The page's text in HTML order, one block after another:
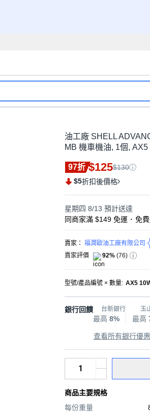
油工廠 SHELL
MB 機車機油, 1個,
97折 $125$130
$5折扣後價格
星期四 8/13 預計送達
同商家滿 $149 免運 ･ 免
賣家： 福潤歐油工廠有限公司
賣家評價
92% (76)
型號/產品編號 × 數量: AX5
銀行回饋 台新銀行
最高 8%
玉
最高
查看所有銀行優
商品主要規格
每份重量